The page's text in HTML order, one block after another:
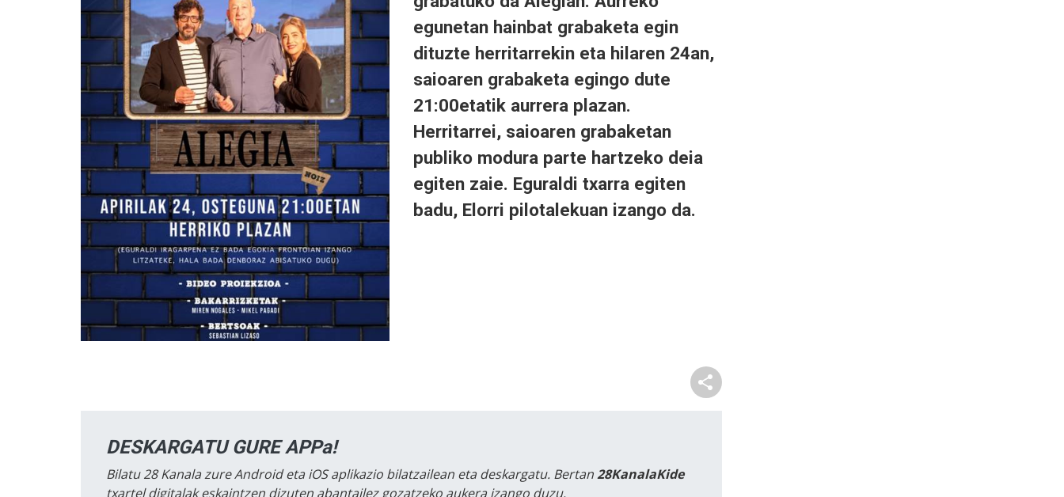
egunetan hainbat grabaketa egin
dituzte herritarrekin eta hilaren 24an,
saioaren grabaketa egingo dute
21:00etatik aurrera plazan.
Herritarrei, saioaren grabaketan
publiko modura parte hartzeko deia
egiten zaie. Eguraldi txarra egiten
badu, Elorri pilotalekuan izango da.
DESKARGATU GURE APPa!
Bilatu 28 Kanala zure Android eta iOS aplikazio bilatzailean eta deskargatu. Bertan28KanalaKide
txartel digitalak eskaintzen dizuten abantailez gozatzeko aukera izango duzu.